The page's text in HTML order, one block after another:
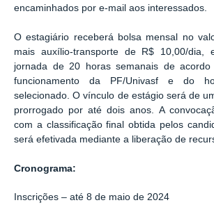
encaminhados por e-mail aos interessados.
O estagiário receberá bolsa mensal no
mais auxílio-transporte de R$ 10,00/dia,
jornada de 20 horas semanais de
funcionamento da PF/Univasf e do
selecionado. O vínculo de estágio será de
prorrogado por até dois anos. A
com a classificação final obtida pelos
será efetivada mediante a liberação de
Cronograma:
Inscrições – até 8 de maio de 2024